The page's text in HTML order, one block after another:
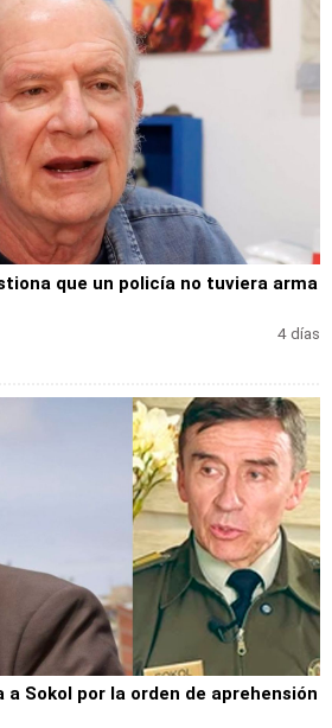
que un policía no tuviera arma
4 días
Sokol por la orden de aprehensión